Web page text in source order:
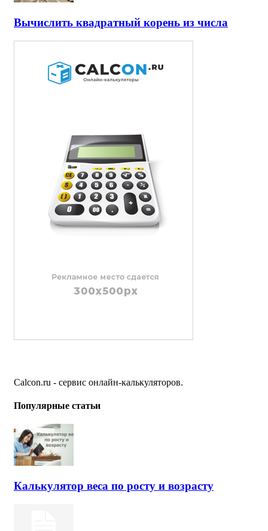
Вычислить квадратный корень из числа
Calcon.ru - сервис онлайн-калькуляторов.
Популярные статьи
Калькулятор веса по росту и возрасту